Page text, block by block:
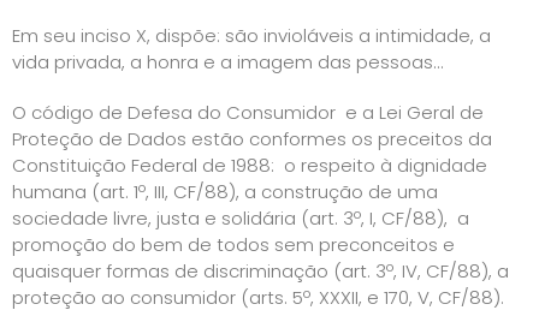
Em seu inciso X, dispõe: são invioláveis a intimidade, a
vida privada, a honra e a imagem das pessoas…
O código de Defesa do Consumidor e a Lei Geral de
Proteção de Dados estão conformes os preceitos da
Constituição Federal de 1988: o respeito à dignidade
humana (art. 1º, III, CF/88), a construção de uma
sociedade livre, justa e solidária (art. 3º, I, CF/88), a
promoção do bem de todos sem preconceitos e
quaisquer formas de discriminação (art. 3º, IV, CF/88), a
proteção ao consumidor (arts. 5º, XXXII, e 170, V, CF/88).